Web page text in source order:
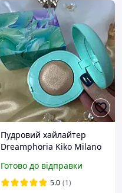
Пудровий хайлайтер
Dreamphoria Kiko Milano
Готово до відправки
5.0 (1)